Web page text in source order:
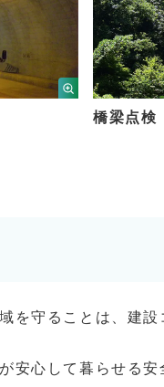
橋梁点検
を守ることは、建
安心して暮らせる安